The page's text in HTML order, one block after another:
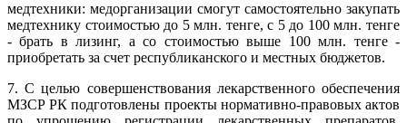
медтехники: медорганизации смогут самостоятельно закупать
медтехнику стоимостью до 5 млн. тенге, с 5 до 100 млн. тенге
- брать в лизинг, а со стоимостью выше 100 млн. тенге -
приобретать за счет республиканского и местных бюджетов.
7. С целью совершенствования лекарственного обеспечения
МЗСР РК подготовлены проекты нормативно-правовых актов